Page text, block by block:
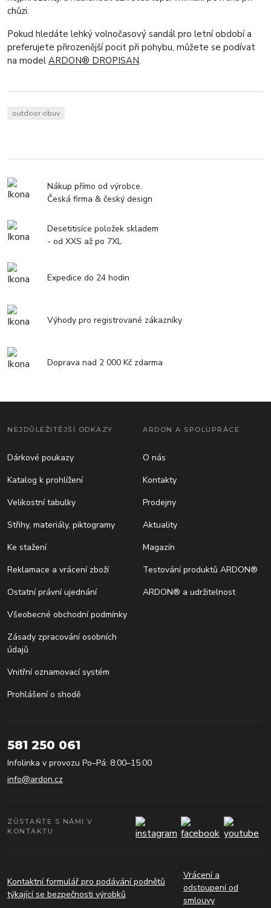
chůzi.
Pokud hledáte lehký volnočasový sandál pro letní období a
preferujete přirozenější pocit při pohybu, můžete se podívat
na model ARDON® DROPISAN.
outdoor obuv
Nákup přímo od výrobce.
Česká firma & český design
Desetitisíce položek skladem
- od XXS až po 7XL
Expedice do 24 hodin
Výhody pro registrované zákazníky
Doprava nad 2 000 Kč zdarma
NEJDŮLEŽITĚJŠÍ ODKAZY
Dárkové poukazy
Katalog k prohlížení
Velikostní tabulky
Střihy, materiály, piktogramy
Ke stažení
Reklamace a vrácení zboží
Ostatní právní ujednání
Všeobecné obchodní podmínky
Zásady zpracování osobních
údajů
Vnitřní oznamovací systém
Prohlášení o shodě
ARDON A SPOLUPRÁCE
O nás
Kontakty
Prodejny
Aktuality
Magazín
Testování produktů ARDON®
ARDON® a udržitelnost
581 250 061
Infolinka v provozu Po–Pá: 8:00–15:00
info@ardon.cz
ZŮSTAŇTE S NÁMI V
KONTAKTU
Kontaktní formulář pro podávání podnětů
týkající se bezpečnosti výrobků
Vrácení a
odstoupení od
smlouvy